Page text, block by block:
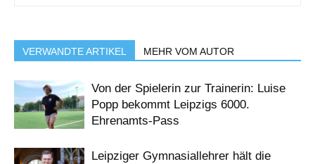
VERWANDTE ARTIKEL MEHR VOM AUTOR
Von der Spielerin zur Trainerin: Luise
Popp bekommt Leipzigs 6000.
Ehrenamts-Pass
Leipziger Gymnasiallehrer hält die